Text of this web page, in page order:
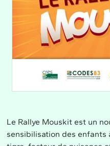
Le Rallye Mouskit est un
sensibilisation des